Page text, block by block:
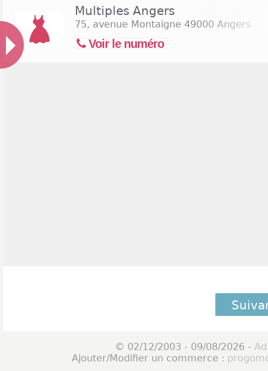
Multiples Angers
75, avenue Montaigne 49000 Angers
Voir le numéro
© 02/12/2003 - 09/08/2026 -
Ajouter/Modifier un commerce :